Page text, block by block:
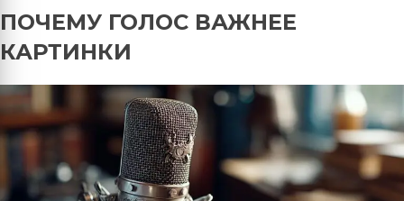
ПОЧЕМУ ГОЛОС ВАЖНЕЕ
КАРТИНКИ